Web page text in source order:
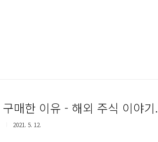
매한 이유 - 해외 주식 이야기.
2021. 5. 12.